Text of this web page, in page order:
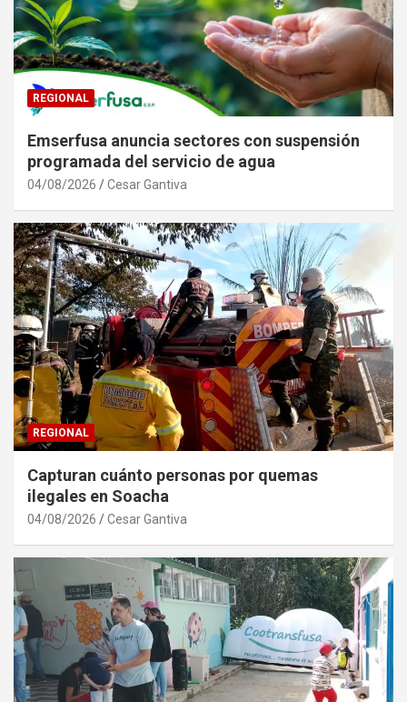
REGIONAL
Emserfusa anuncia sectores con suspensión
programada del servicio de agua
04/08/2026 Cesar Gantiva
REGIONAL
Capturan cuánto personas por quemas
ilegales en Soacha
04/08/2026 Cesar Gantiva